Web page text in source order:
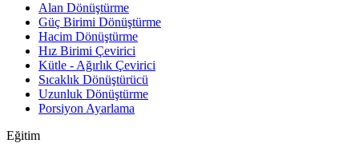
Alan Dönüştürme
Güç Birimi Dönüştürme
Hacim Dönüştürme
Hız Birimi Çevirici
Kütle - Ağırlık Çevirici
Sıcaklık Dönüştürücü
Uzunluk Dönüştürme
Porsiyon Ayarlama
Eğitim